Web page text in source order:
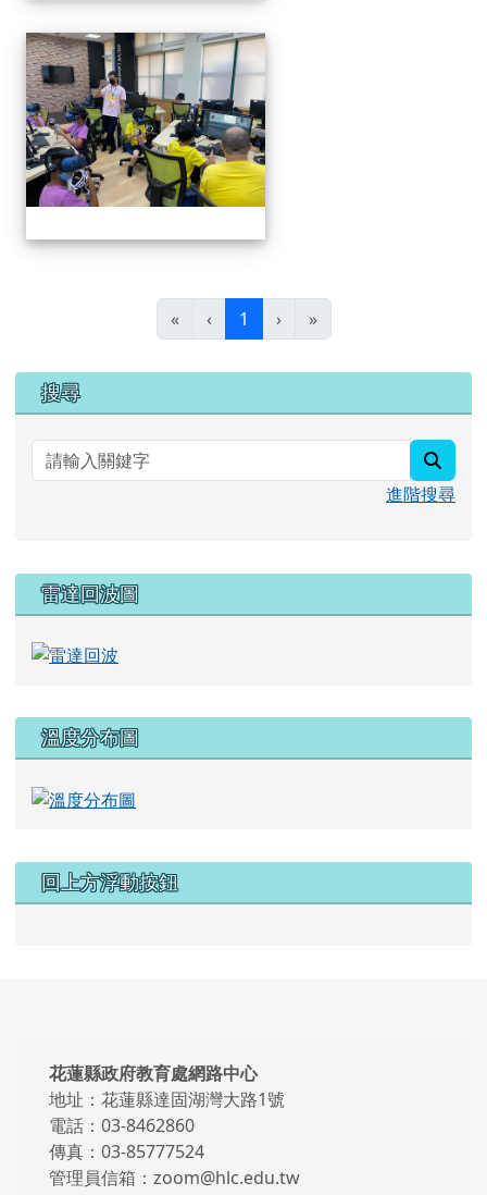
VR體驗
« ‹ 1 (目前頁次)
› »
右邊區域內容
搜尋
進階搜尋
雷達回波圖
溫度分布圖
回上方浮動按鈕
頁尾區域內容
花蓮縣政府教育處網路中心
地址：花蓮縣達固湖灣大路1號
電話：03-8462860
傳真：03-85777524
管理員信箱：zoom@hlc.edu.tw